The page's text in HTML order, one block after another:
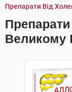
Препарати Від
Препарати
Великому